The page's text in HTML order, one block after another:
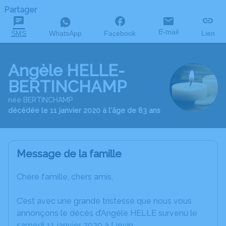
Partager
SMS WhatsApp Facebook E-mail Lien
Angèle HELLE-
BERTINCHAMP
née BERTINCHAMP
décédée le 11 janvier 2020 à l'âge de 83 ans
Message de la famille
Chère famille, chers amis,
C’est avec une grande tristesse que nous vous
annonçons le décès d’Angèle HELLE survenu le